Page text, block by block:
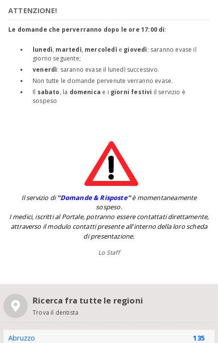
ATTENZIONE!
Le domande che perverranno dopo le ore 17:00 di:
lunedì, martedì, mercoledì e giovedì: saranno evase il
giorno seguente;
venerdì: saranno evase il lunedì successivo.
Non tutte le domande pervenute verranno evase.
Il sabato, la domenica e i giorni festivi il servizio è
sospeso
Il servizio di''Domande & Risposte''è momentaneamente
sospeso.
I medici, iscritti al Portale, potranno essere contattati direttamente,
attraverso il modulo contatti presente all'interno della loro scheda
di presentazione.
Lo Staff
Ricerca fra tutte le regioni
Trova il dentista
Abruzzo 135